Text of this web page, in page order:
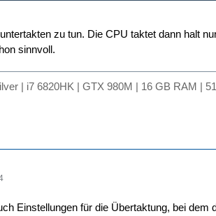
zu tun. Die CPU taktet dann halt
sinnvoll.
| i7 6820HK | GTX 980M | 16 GB RAM |
Einstellungen für die Übertaktung, bei